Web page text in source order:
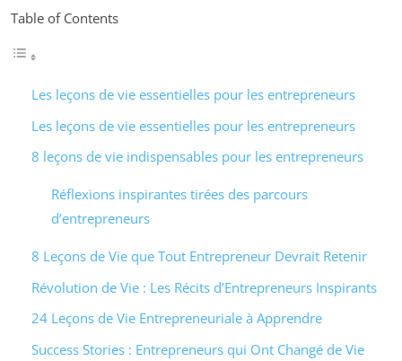
Table of Contents
Les leçons de vie essentielles pour les entrepreneurs
Les leçons de vie essentielles pour les entrepreneurs
8 leçons de vie indispensables pour les entrepreneurs
Réflexions inspirantes tirées des parcours
d’entrepreneurs
8 Leçons de Vie que Tout Entrepreneur Devrait Retenir
Révolution de Vie : Les Récits d’Entrepreneurs Inspirants
24 Leçons de Vie Entrepreneuriale à Apprendre
Success Stories : Entrepreneurs qui Ont Changé de Vie